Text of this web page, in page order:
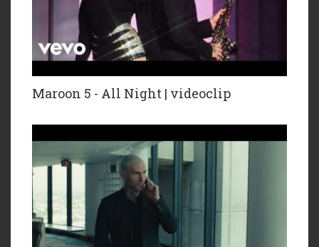
Maroon 5 - All Night | videoclip